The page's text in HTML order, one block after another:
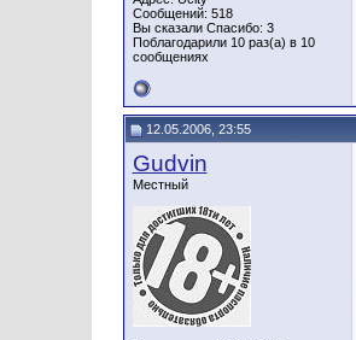
Сообщений: 518
Вы сказали Спасибо: 3
Поблагодарили 10 раз(а) в 10
сообщениях
12.05.2006, 23:55
Gudvin
Местный